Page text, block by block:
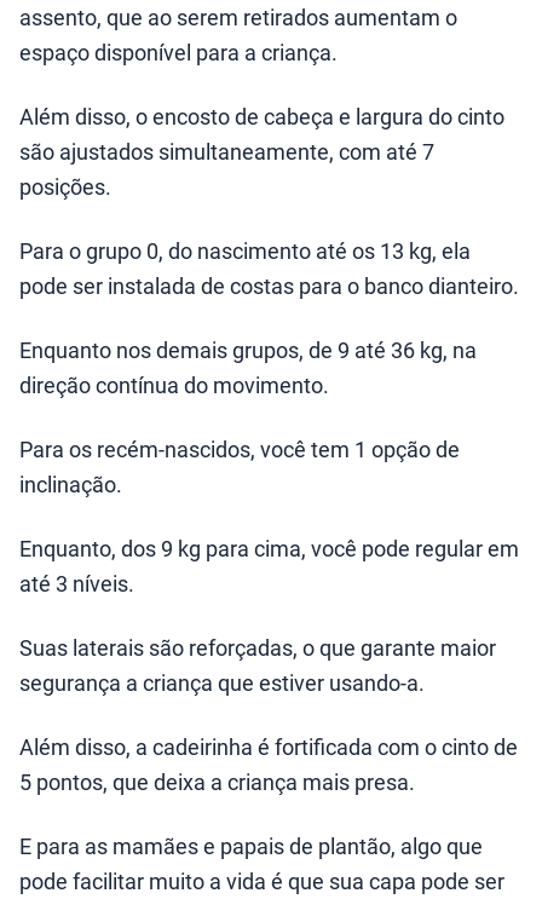
assento, que ao serem retirados aumentam o
espaço disponível para a criança.
Além disso, o encosto de cabeça e largura do cinto
são ajustados simultaneamente, com até 7
posições.
Para o grupo 0, do nascimento até os 13 kg, ela
pode ser instalada de costas para o banco dianteiro.
Enquanto nos demais grupos, de 9 até 36 kg, na
direção contínua do movimento.
Para os recém-nascidos, você tem 1 opção de
inclinação.
Enquanto, dos 9 kg para cima, você pode regular em
até 3 níveis.
Suas laterais são reforçadas, o que garante maior
segurança a criança que estiver usando-a.
Além disso, a cadeirinha é fortificada com o cinto de
5 pontos, que deixa a criança mais presa.
E para as mamães e papais de plantão, algo que
pode facilitar muito a vida é que sua capa pode ser